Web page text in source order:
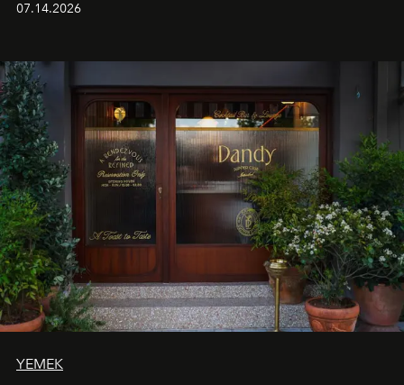
tematik gastronomi geceleri misafirlerle buluşuyor.
Paylaşıma, lezzete ve müziğe odaklanan bu özel
akşamlar, YAZ’ın sade lüks anlayışını gün batımından
geceye taşıyarak her hafta farklı bir deneyim sunuyor.
07.14.2026
YEMEK